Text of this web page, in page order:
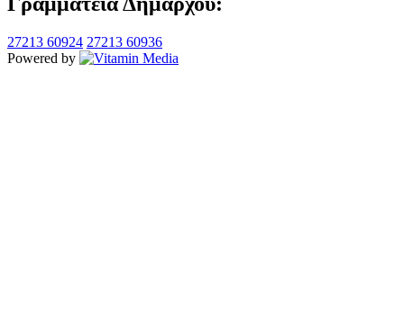
27213 60924 27213 60936
Powered by